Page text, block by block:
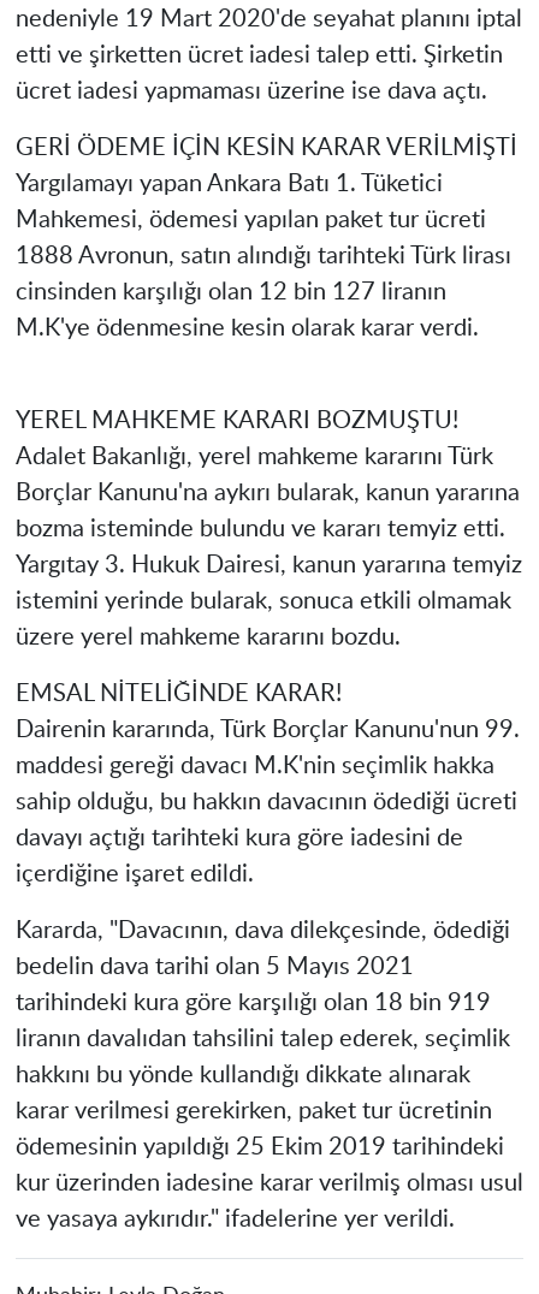
nedeniyle 19 Mart 2020'de seyahat planını iptal
etti ve şirketten ücret iadesi talep etti. Şirketin
ücret iadesi yapmaması üzerine ise dava açtı.
GERİ ÖDEME İÇİN KESİN KARAR VERİLMİŞTİ
Yargılamayı yapan Ankara Batı 1. Tüketici
Mahkemesi, ödemesi yapılan paket tur ücreti
1888 Avronun, satın alındığı tarihteki Türk lirası
cinsinden karşılığı olan 12 bin 127 liranın
M.K'ye ödenmesine kesin olarak karar verdi.
YEREL MAHKEME KARARI BOZMUŞTU!
Adalet Bakanlığı, yerel mahkeme kararını Türk
Borçlar Kanunu'na aykırı bularak, kanun yararına
bozma isteminde bulundu ve kararı temyiz etti.
Yargıtay 3. Hukuk Dairesi, kanun yararına temyiz
istemini yerinde bularak, sonuca etkili olmamak
üzere yerel mahkeme kararını bozdu.
EMSAL NİTELİĞİNDE KARAR!
Dairenin kararında, Türk Borçlar Kanunu'nun 99.
maddesi gereği davacı M.K'nin seçimlik hakka
sahip olduğu, bu hakkın davacının ödediği ücreti
davayı açtığı tarihteki kura göre iadesini de
içerdiğine işaret edildi.
Kararda, "Davacının, dava dilekçesinde, ödediği
bedelin dava tarihi olan 5 Mayıs 2021
tarihindeki kura göre karşılığı olan 18 bin 919
liranın davalıdan tahsilini talep ederek, seçimlik
hakkını bu yönde kullandığı dikkate alınarak
karar verilmesi gerekirken, paket tur ücretinin
ödemesinin yapıldığı 25 Ekim 2019 tarihindeki
kur üzerinden iadesine karar verilmiş olması usul
ve yasaya aykırıdır." ifadelerine yer verildi.